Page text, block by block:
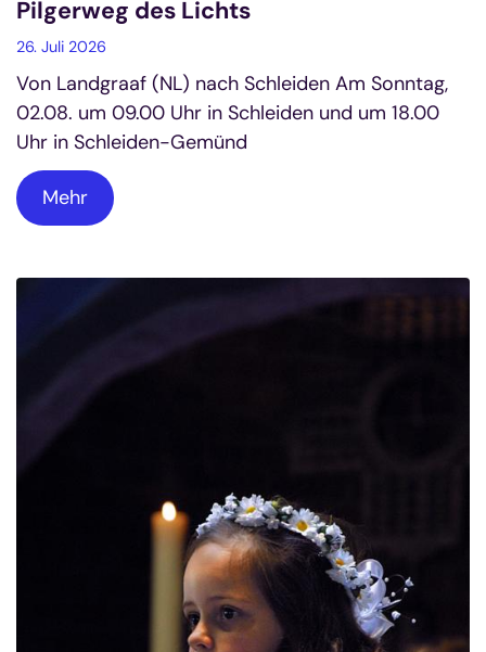
Pilgerweg des Lichts
26. Juli 2026
Von Landgraaf (NL) nach Schleiden Am Sonntag,
02.08. um 09.00 Uhr in Schleiden und um 18.00
Uhr in Schleiden-Gemünd
Mehr